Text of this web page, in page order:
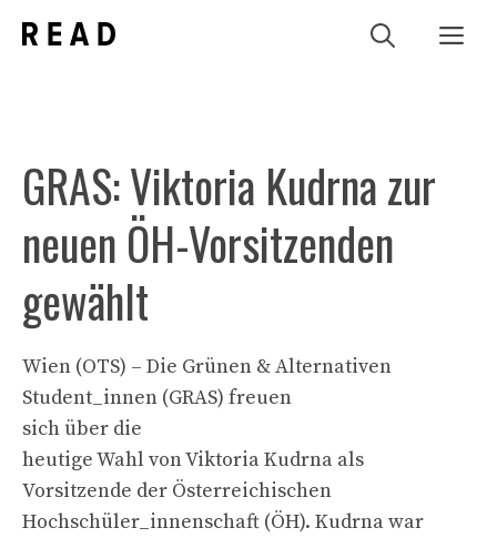
Inhalt
GRAS: Viktoria Kudrna zur
neuen ÖH-Vorsitzenden
gewählt
Wien (OTS) – Die Grünen & Alternativen
Student_innen (GRAS) freuen
sich über die
heutige Wahl von Viktoria Kudrna als
Vorsitzende der Österreichischen
Hochschüler_innenschaft (ÖH). Kudrna war